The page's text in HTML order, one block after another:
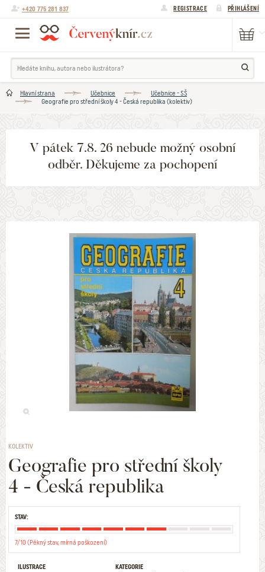
+420 775 281 837 REGISTRACE PŘIHLÁŠENÍ
Hlavní strana Učebnice
Učebnice - SŠ
Geografie pro střední školy 4 - Česká republika (kolektiv)
V pátek 7.8. 26 nebude možný osobní
odběr. Děkujeme za pochopení
KOLEKTIV
Geografie pro střední školy
4 - Česká republika
STAV:
7/10 (Pěkný stav, mírná poškození)
ILUSTRACE
KATEGORIE